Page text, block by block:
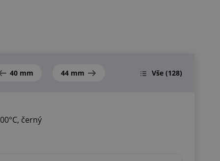
40 mm 44 mm Vše (128)
černý